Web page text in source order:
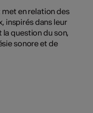
en relation des
inspirés dans leur
question du son,
sonore et de